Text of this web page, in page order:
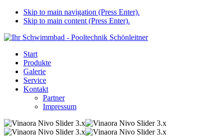
Skip to main navigation (Press Enter).
Skip to main content (Press Enter).
Start
Produkte
Galerie
Service
Kontakt
Partner
Impressum